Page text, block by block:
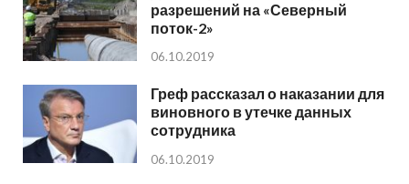
разрешений на «Северный
поток-2»
06.10.2019
Греф рассказал о наказании для
виновного в утечке данных
сотрудника
06.10.2019